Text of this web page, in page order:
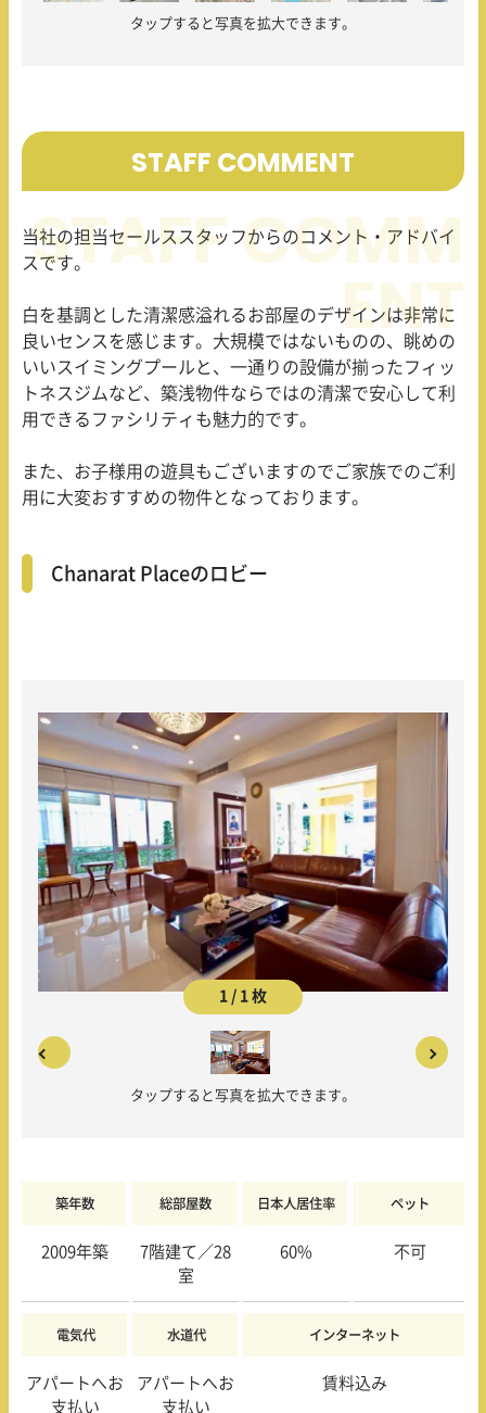
タップすると写真を拡大できます。
STAFF COMMENT
当社の担当セールススタッフからのコメント・アドバイ
スです。
白を基調とした清潔感溢れるお部屋のデザインは非常に
良いセンスを感じます。大規模ではないものの、眺めの
いいスイミングプールと、一通りの設備が揃ったフィッ
トネスジムなど、築浅物件ならではの清潔で安心して利
用できるファシリティも魅力的です。
また、お子様用の遊具もございますのでご家族でのご利
用に大変おすすめの物件となっております。
Chanarat Placeのロビー
1 / 1 枚
タップすると写真を拡大できます。
築年数 総部屋数 日本人居住率 ペット
2009年築
7階建て／28
室
60% 不可
電気代 水道代 インターネット
アパートへお
支払い
アパートへお
支払い
賃料込み